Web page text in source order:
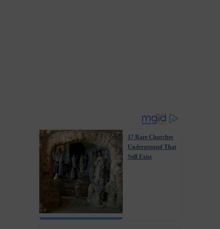
17 Rare Churches
Underground That
Still Exist